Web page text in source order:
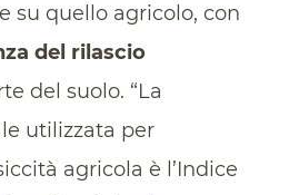
su quello agricolo, con
del rilascio
del suolo. “La
utilizzata per
agricola è l’Indice